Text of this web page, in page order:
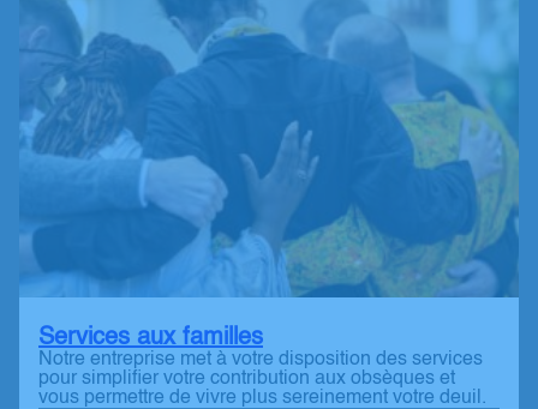
Services aux familles
Notre entreprise met à votre disposition des services
pour simplifier votre contribution aux obsèques et
vous permettre de vivre plus sereinement votre deuil.